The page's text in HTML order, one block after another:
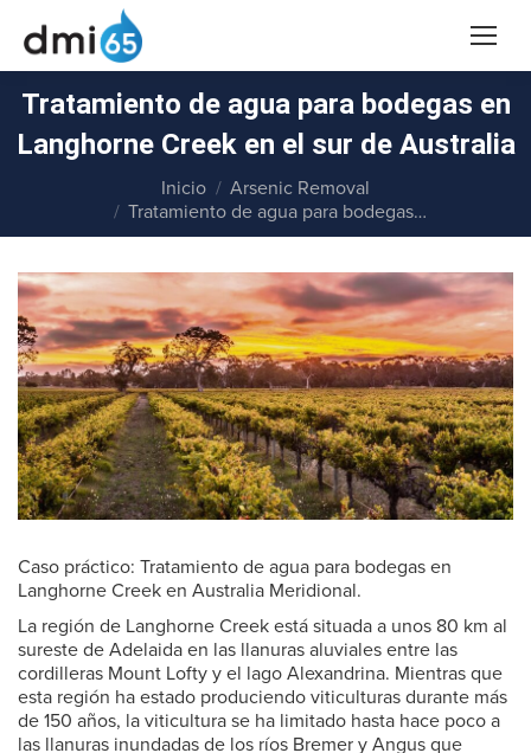
Tratamiento de agua para bodegas en
Langhorne Creek en el sur de Australia
Inicio
Arsenic Removal
Tratamiento de agua para bodegas…
Caso práctico: Tratamiento de agua para bodegas en
Langhorne Creek en Australia Meridional.
La región de Langhorne Creek está situada a unos 80 km al
sureste de Adelaida en las llanuras aluviales entre las
cordilleras Mount Lofty y el lago Alexandrina. Mientras que
esta región ha estado produciendo viticulturas durante más
de 150 años, la viticultura se ha limitado hasta hace poco a
las llanuras inundadas de los ríos Bremer y Angus que